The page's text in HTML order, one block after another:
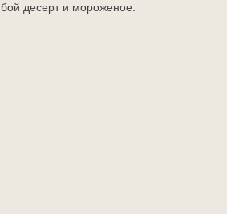
десерт и мороженое.